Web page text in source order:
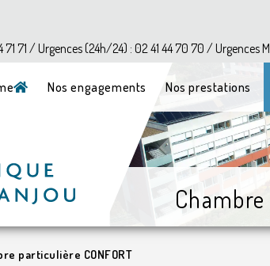
71 / Urgences (24h/24) : 02 41 44 70 70 / Urgences
Nos engagements Nos prestations
particulière CONFORT